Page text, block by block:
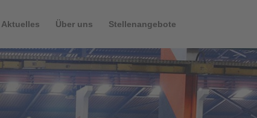
Aktuelles Über uns Stellenangebote